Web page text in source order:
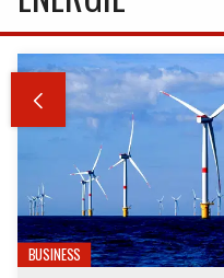

BUSINESS